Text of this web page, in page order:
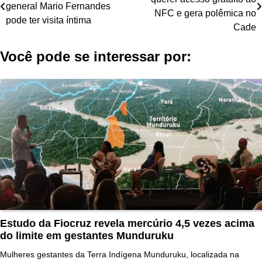
de
Post
general Mario Fernandes
pode ter visita íntima
NFC e gera polêmica no
Cade
Você pode se interessar por:
Estudo da Fiocruz revela mercúrio 4,5 vezes acima
do limite em gestantes Munduruku
Mulheres gestantes da Terra Indígena Munduruku, localizada na